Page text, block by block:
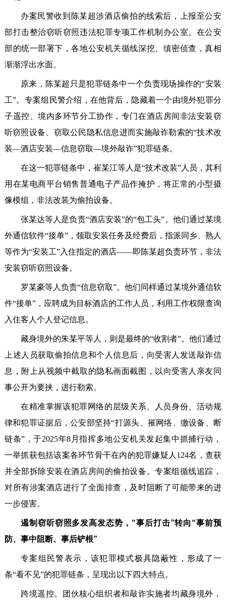
办案民警收到陈某超涉酒店偷拍的线索后，上报至公安
部打击整治窃听窃照违法犯罪专项工作机制办公室。在公安
部的统一部署下，各地公安机关循线深挖、缜密侦查，真相
渐渐浮出水面。
原来，陈某超只是犯罪链条中一个负责现场操作的“安装
工”。专案组民警介绍，在他背后，隐藏着一个由境外犯罪分
子遥控、境内多环节分工协作，专门在酒店房间非法安装窃
听窃照设备、窃取公民隐私信息进而实施敲诈勒索的“技术改
装—酒店安装—信息窃取—境外敲诈”犯罪链条。
在这一犯罪链条中，崔某江等人是“技术改装”人员，其利
用在某电商平台销售普通电子产品作掩护，将正常的小型摄
像模组，非法改装为偷拍设备。
张某达等人是负责“酒店安装”的“包工头”。他们通过某境
外通信软件“接单”，领取安装任务及经费后，指派同乡、熟人
等作为“安装工”入住指定的酒店——即陈某超负责环节，非法
安装窃听窃照设备。
罗某豪等人负责“信息窃取”。他们同样通过某境外通信软
件“接单”，应聘成为目标酒店的工作人员，利用工作权限查询
入住客人个人登记信息。
藏身境外的朱某平等人，则是最终的“收割者”。他们通过
上述人员获取偷拍信息和个人信息后，向受害人发送敲诈信
息，附上从视频中截取的隐私画面截图，以向受害人亲友同
事公开为要挟，进行勒索。
在精准掌握该犯罪网络的层级关系、人员身份、活动规
律和犯罪证据后，公安部坚持“打源头、摧网络、缴设备、断
链条”，于2025年8月指挥多地公安机关发起集中抓捕行动，
一举抓获包括该案各环节骨干在内的犯罪嫌疑人124名，查获
并全部拆除安装在酒店房间的偷拍设备。专案组循线追踪，
对所有涉案酒店进行了全面排查，及时阻断了可能带来的进
一步侵害。
遏制窃听窃照多发高发态势，“事后打击”转向“事前预
防、事中阻断、事后铲根”
专案组民警表示，该犯罪模式极具隐蔽性，形成了一
条“看不见”的犯罪链条，呈现出以下四大特点。
跨境遥控。团伙核心组织者和敲诈实施者均藏身境外，